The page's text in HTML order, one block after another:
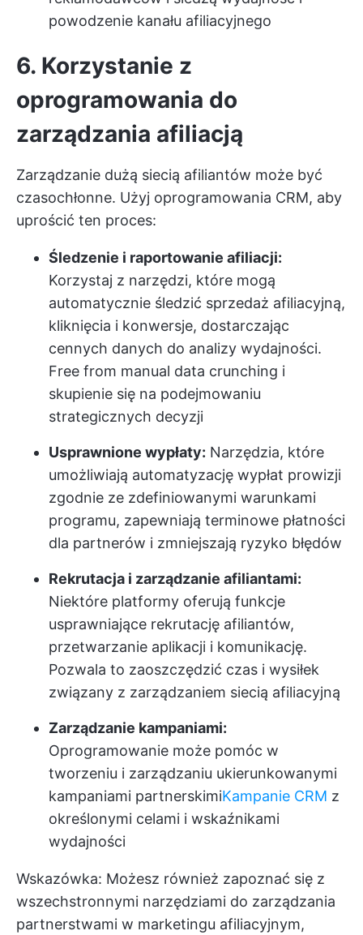
powodzenie kanału afiliacyjnego
6. Korzystanie z
oprogramowania do
zarządzania afiliacją
Zarządzanie dużą siecią afiliantów może być
czasochłonne. Użyj oprogramowania CRM, aby
uprościć ten proces:
Śledzenie i raportowanie afiliacji:
Korzystaj z narzędzi, które mogą
automatycznie śledzić sprzedaż afiliacyjną,
kliknięcia i konwersje, dostarczając
cennych danych do analizy wydajności.
Free from manual data crunching i
skupienie się na podejmowaniu
strategicznych decyzji
Usprawnione wypłaty: Narzędzia, które
umożliwiają automatyzację wypłat prowizji
zgodnie ze zdefiniowanymi warunkami
programu, zapewniają terminowe płatności
dla partnerów i zmniejszają ryzyko błędów
Rekrutacja i zarządzanie afiliantami:
Niektóre platformy oferują funkcje
usprawniające rekrutację afiliantów,
przetwarzanie aplikacji i komunikację.
Pozwala to zaoszczędzić czas i wysiłek
związany z zarządzaniem siecią afiliacyjną
Zarządzanie kampaniami:
Oprogramowanie może pomóc w
tworzeniu i zarządzaniu ukierunkowanymi
kampaniami partnerskimiKampanie CRM z
określonymi celami i wskaźnikami
wydajności
Wskazówka: Możesz również zapoznać się z
wszechstronnymi narzędziami do zarządzania
partnerstwami w marketingu afiliacyjnym,